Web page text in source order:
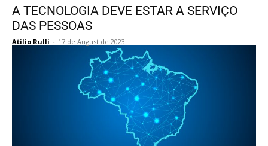
A TECNOLOGIA DEVE ESTAR A SERVIÇO
DAS PESSOAS
Atilio Rulli - 17 de August de 2023